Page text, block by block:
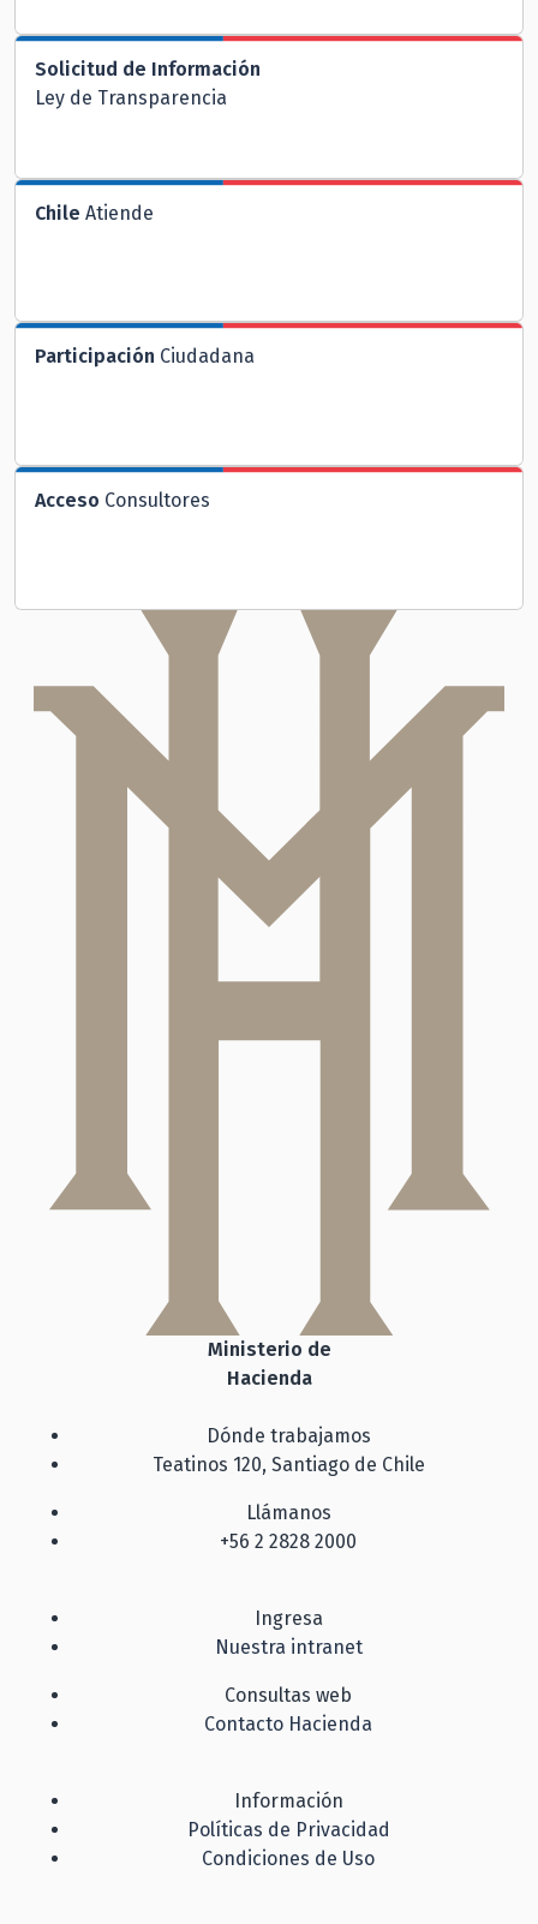
Solicitud de Información
Ley de Transparencia
Chile Atiende
Participación Ciudadana
Acceso Consultores
Ministerio de
Hacienda
Dónde trabajamos
Teatinos 120, Santiago de Chile
Llámanos
+56 2 2828 2000
Ingresa
Nuestra intranet
Consultas web
Contacto Hacienda
Información
Políticas de Privacidad
Condiciones de Uso